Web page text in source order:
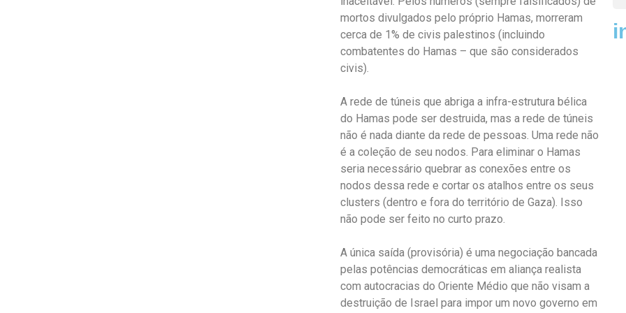
mortos divulgados pelo próprio Hamas, morreram
cerca de 1% de civis palestinos (incluindo
combatentes do Hamas – que são considerados
civis).
A rede de túneis que abriga a infra-estrutura bélica
do Hamas pode ser destruida, mas a rede de túneis
não é nada diante da rede de pessoas. Uma rede não
é a coleção de seu nodos. Para eliminar o Hamas
seria necessário quebrar as conexões entre os
nodos dessa rede e cortar os atalhos entre os seus
clusters (dentro e fora do território de Gaza). Isso
não pode ser feito no curto prazo.
A única saída (provisória) é uma negociação bancada
pelas potências democráticas em aliança realista
com autocracias do Oriente Médio que não visam a
destruição de Israel para impor um novo governo em